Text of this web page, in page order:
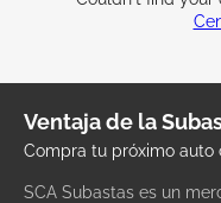
Ventaja de la
Compra tu próximo auto
SCA Subastas es un